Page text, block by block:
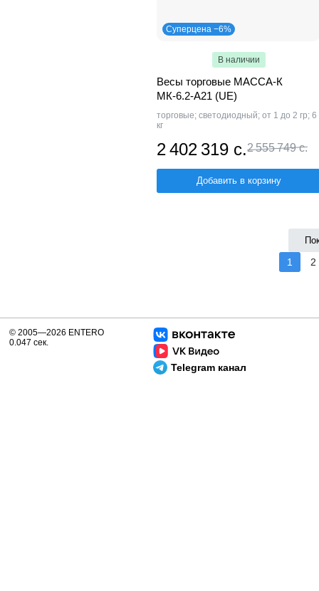
Суперцена −6%
В наличии
Весы торговые МАССА-К
МК-6.2-А21 (UE)
торговые; светодиодный; от 1 до 2 гр; 6
кг
2 402 319 с.2 555 749 с.
Добавить в корзину
1 2
Telegram канал
© 2005—2026 ENTERO
0.047 сек.